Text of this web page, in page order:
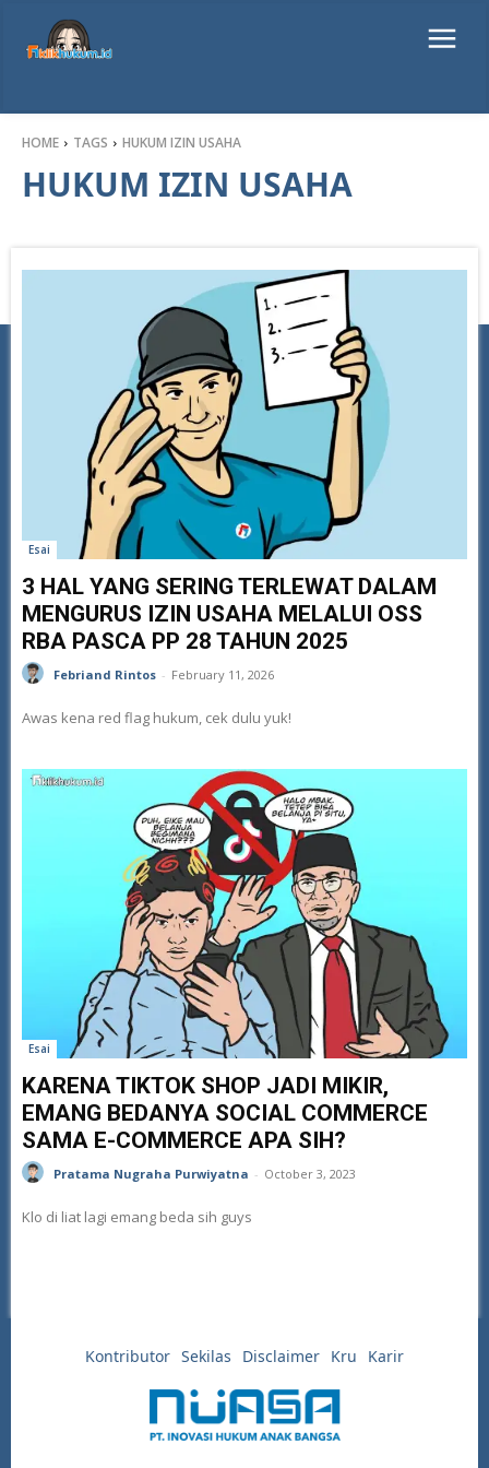
HOME TAGS HUKUM IZIN USAHA
HUKUM IZIN USAHA
Esai
3 HAL YANG SERING TERLEWAT DALAM
MENGURUS IZIN USAHA MELALUI OSS
RBA PASCA PP 28 TAHUN 2025
Febriand Rintos - February 11, 2026
Awas kena red flag hukum, cek dulu yuk!
Esai
KARENA TIKTOK SHOP JADI MIKIR,
EMANG BEDANYA SOCIAL COMMERCE
SAMA E-COMMERCE APA SIH?
Pratama Nugraha Purwiyatna - October 3, 2023
Klo di liat lagi emang beda sih guys
Kontributor Sekilas Disclaimer Kru Karir